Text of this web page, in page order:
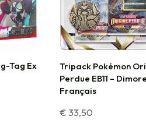
Tag Ex
Tripack Pokémon
Perdue EB11 –
Français
€ 33,50